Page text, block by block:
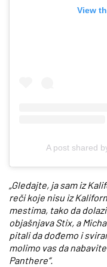
View
A post shared
„Gledajte, ja sam iz
reči koje nisu iz
mestima, tako da
objašnjava Stix, a
pitali da dođemo i
molimo vas da
Panthere“.